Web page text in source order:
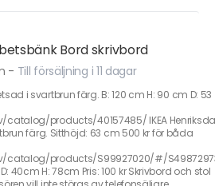
Bord skrivbord
- Till försäljning i 11 dagar
i svartbrun färg. B: 120 cm H: 90 cm D: 53
products/40157485/ IKEA
färg. Sitthöjd: 63 cm 500 kr för båda
catalog/products/S99927020/#/
40cm H: 78cm Pris: 100 kr Skrivbord och stol